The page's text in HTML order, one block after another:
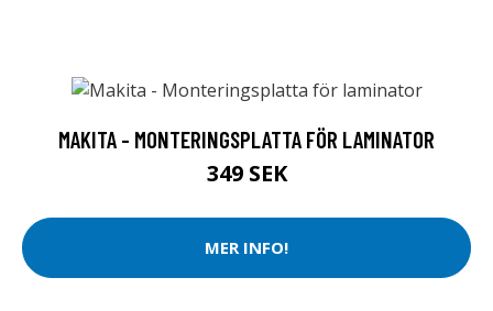
MAKITA - MONTERINGSPLATTA FÖR LAMINATOR
349 SEK
MER INFO!